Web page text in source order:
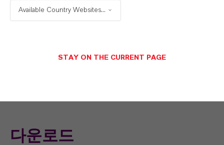
살티딘®은 세계 유수 해충기피제 브랜
티딘® 함유 제품들은 마트, 약국, 온라
다운로드
Available Country Websites...
STAY ON THE CURRENT PAGE